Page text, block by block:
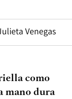
Venegas
como
mano dura